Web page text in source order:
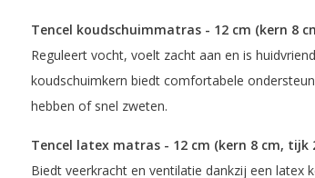
Tencel koudschuimmatras - 12 cm (kern 8
Reguleert vocht, voelt zacht aan en is
koudschuimkern biedt comfortabele
hebben of snel zweten.
Tencel latex matras - 12 cm (kern 8 cm, tijk
Biedt veerkracht en ventilatie dankzij een latex